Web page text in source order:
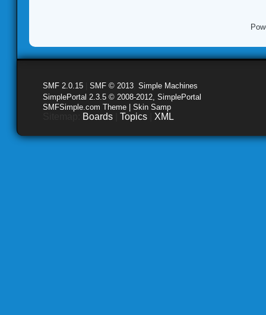
SMF 2.0.15 SMF © 2013 Simple Machines
SimplePortal 2.3.5 © 2008-2012, SimplePortal
SMFSimple.com Theme | Skin Samp
Boards Topics XML